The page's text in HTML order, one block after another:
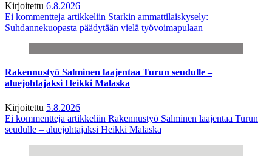
Kirjoitettu 6.8.2026
Ei kommentteja artikkeliin Starkin ammattilaiskysely:
Suhdannekuopasta päädytään vielä työvoimapulaan
Rakennustyö Salminen laajentaa Turun seudulle –
aluejohtajaksi Heikki Malaska
Kirjoitettu 5.8.2026
Ei kommentteja artikkeliin Rakennustyö Salminen laajentaa Turun
seudulle – aluejohtajaksi Heikki Malaska